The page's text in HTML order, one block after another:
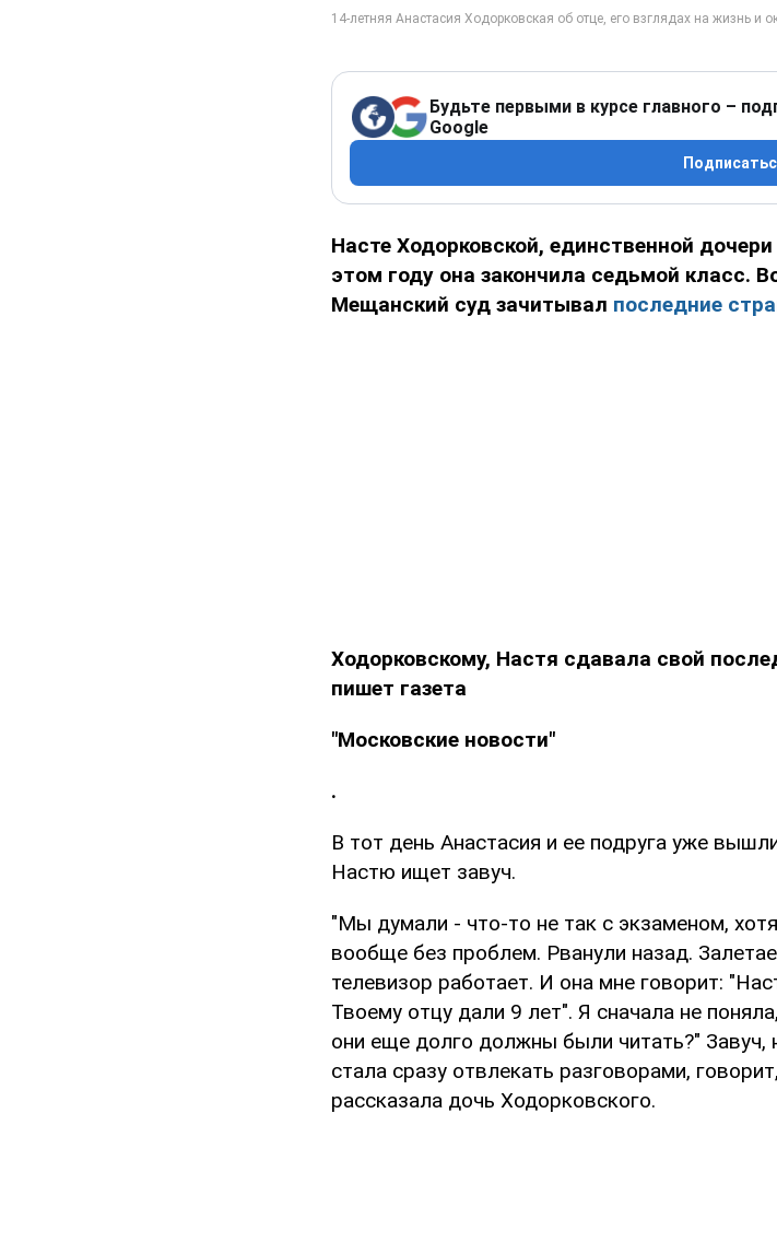
Будьте первыми в курсе главного –
Google
Насте Ходорковской, единственной
этом году она закончила седьмой класс.
Мещанский суд зачитывал последние
Ходорковскому, Настя сдавала свой
пишет газета
"Московские новости"
.
В тот день Анастасия и ее подруга уже
Настю ищет завуч.
"Мы думали - что-то не так с экзаменом,
вообще без проблем. Рванули назад.
телевизор работает. И она мне говорит:
Твоему отцу дали 9 лет". Я сначала не
они еще долго должны были читать?"
стала сразу отвлекать разговорами,
рассказала дочь Ходорковского.